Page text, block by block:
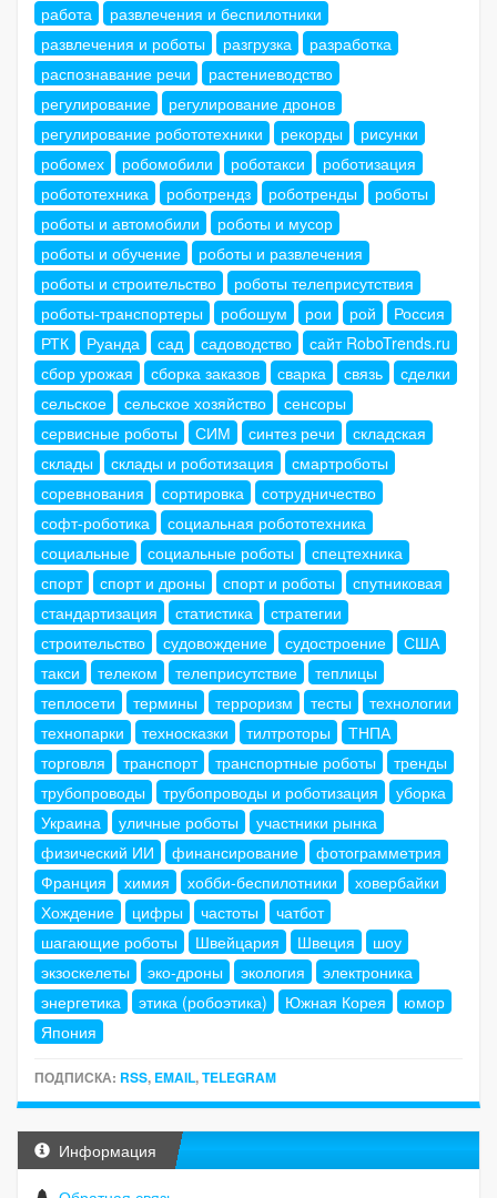
работа
развлечения и беспилотники
развлечения и роботы
разгрузка
разработка
распознавание речи
растениеводство
регулирование
регулирование дронов
регулирование робототехники
рекорды
рисунки
робомех
робомобили роботакси
роботизация
робототехника
роботрендз роботренды
роботы
роботы и автомобили
роботы и мусор
роботы и обучение
роботы и развлечения
роботы и строительство
роботы телеприсутствия
роботы-транспортеры
робошум рои рой
Россия
РТК
Руанда сад садоводство
сайт RoboTrends.ru
сбор урожая
сборка заказов сварка связь
сделки
сельское
сельское хозяйство
сенсоры
сервисные роботы
СИМ синтез речи
складская
склады
склады и роботизация
смартроботы
соревнования
сортировка
сотрудничество
софт-роботика
социальная робототехника
социальные
социальные роботы
спецтехника
спорт
спорт и дроны спорт и роботы
спутниковая
стандартизация
статистика
стратегии
строительство
судовождение судостроение
США
такси
телеком телеприсутствие
теплицы
теплосети
термины терроризм тесты
технологии
технопарки
техносказки тилтроторы
ТНПА
торговля
транспорт транспортные роботы
тренды
трубопроводы
трубопроводы и роботизация
уборка
Украина
уличные роботы
участники рынка
физический ИИ
финансирование
фотограмметрия
Франция
химия хобби-беспилотники
ховербайки
Хождение
цифры частоты
чатбот
шагающие роботы
Швейцария Швеция
шоу
экзоскелеты
эко-дроны экология
электроника
энергетика
этика (робоэтика) Южная Корея
юмор
Япония
ПОДПИСКА: RSS, EMAIL,TELEGRAM
Информация